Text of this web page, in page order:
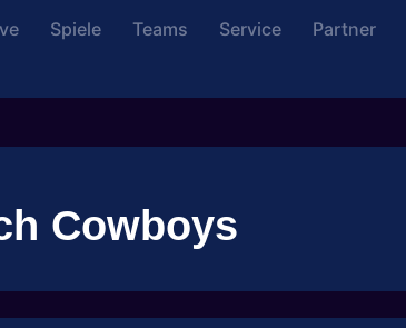
Spiele Teams Service Partner
Cowboys